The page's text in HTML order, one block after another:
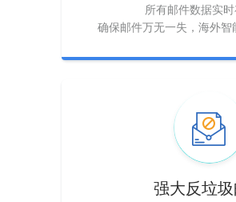
所有邮件数据实
确保邮件万无一失，海外
强大反垃